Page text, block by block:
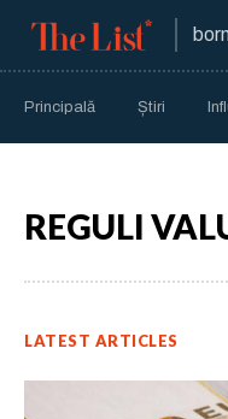
Principală Știri
REGULI
LATEST ARTICLES